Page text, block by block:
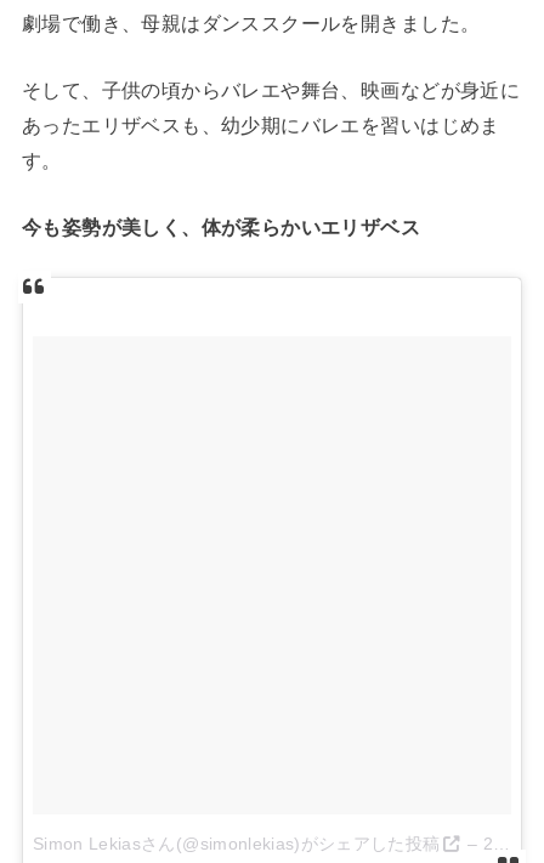
劇場で働き、母親はダンススクールを開きました。
そして、子供の頃からバレエや舞台、映画などが身近に
あったエリザベスも、幼少期にバレエを習いはじめま
す。
今も姿勢が美しく、体が柔らかいエリザベス
Simon Lekiasさん(@simonlekias)がシェアした投稿 – 2017 4月 23 8:18午後 PDT